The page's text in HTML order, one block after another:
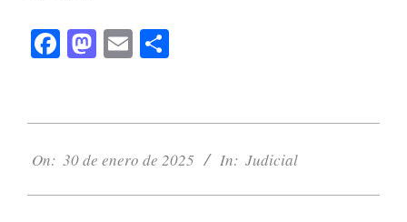
Facebook
Mastodon
Email
01-
On: 30 de enero de 2025 In: Judicial